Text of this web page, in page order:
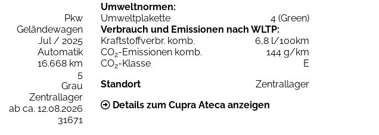
Pkw
Geländewagen
Jul / 2025
Automatik
16.668 km
5
Grau
Zentrallager
ab ca. 12.08.2026
31671
Umweltnormen:
Umweltplakette
4 (Green)
Verbrauch und Emissionen nach WLTP:
Kraftstoffverbr. komb.
6,8 l/100km
CO2-Emissionen komb.
144 g/km
CO2-Klasse
E
Standort
Zentrallager
Details zum Cupra Ateca anzeigen